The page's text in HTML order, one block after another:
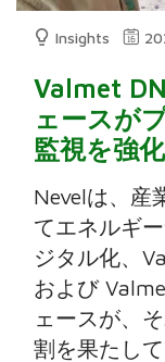
Insights
Valmet
ェースが
監視を強化
Nevelは、産
てエネルギ
ジタル化、
および
ェースが、
割を果たして